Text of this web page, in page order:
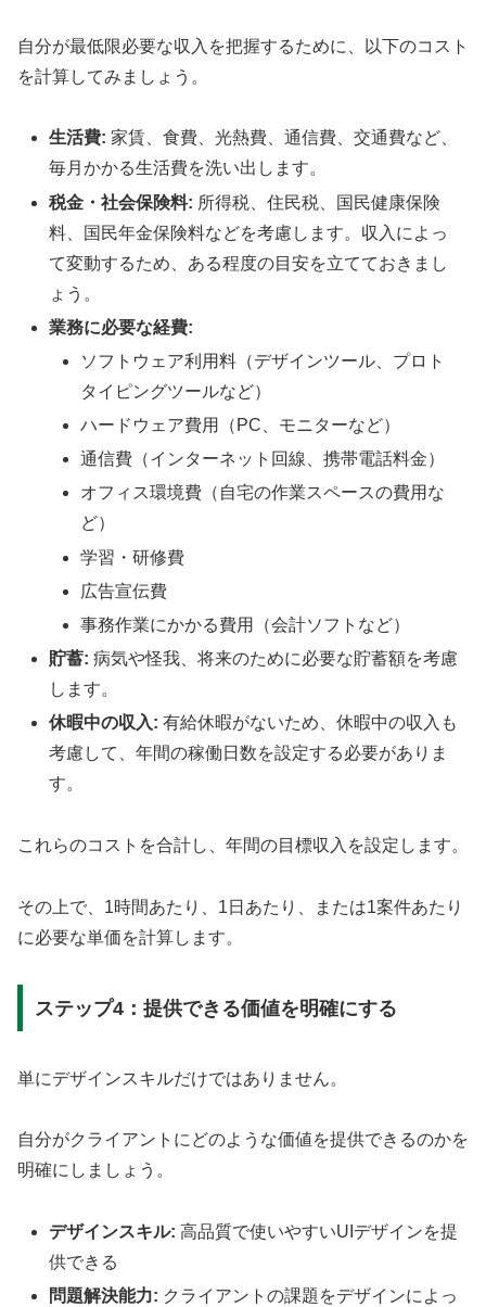
自分が最低限必要な収入を把握するために、以下のコスト
を計算してみましょう。
生活費: 家賃、食費、光熱費、通信費、交通費など、
毎月かかる生活費を洗い出します。
税金・社会保険料: 所得税、住民税、国民健康保険
料、国民年金保険料などを考慮します。収入によっ
て変動するため、ある程度の目安を立てておきまし
ょう。
業務に必要な経費:
ソフトウェア利用料（デザインツール、プロト
タイピングツールなど）
ハードウェア費用（PC、モニターなど）
通信費（インターネット回線、携帯電話料金）
オフィス環境費（自宅の作業スペースの費用な
ど）
学習・研修費
広告宣伝費
事務作業にかかる費用（会計ソフトなど）
貯蓄: 病気や怪我、将来のために必要な貯蓄額を考慮
します。
休暇中の収入: 有給休暇がないため、休暇中の収入も
考慮して、年間の稼働日数を設定する必要がありま
す。
これらのコストを合計し、年間の目標収入を設定します。
その上で、1時間あたり、1日あたり、または1案件あたり
に必要な単価を計算します。
ステップ4：提供できる価値を明確にする
単にデザインスキルだけではありません。
自分がクライアントにどのような価値を提供できるのかを
明確にしましょう。
デザインスキル: 高品質で使いやすいUIデザインを提
供できる
問題解決能力: クライアントの課題をデザインによっ